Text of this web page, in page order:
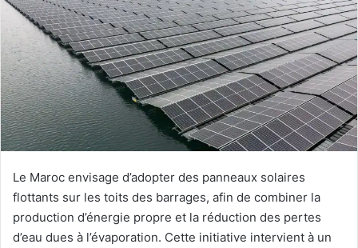
Le Maroc envisage d’adopter des panneaux solaires
flottants sur les toits des barrages, afin de combiner la
production d’énergie propre et la réduction des pertes
d’eau dues à l’évaporation. Cette initiative intervient à un